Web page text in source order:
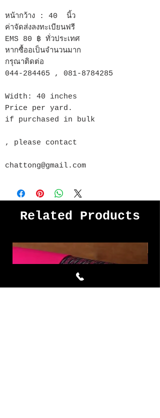
หน้ากว้าง : 40 นิ้ว
ค่าจัดส่งลงทะเบียนฟรี
EMS 80 ฿ ทั่วประเทศ
หากซื้ออเป็นจำนวนมาก
กรุณาติดต่อ
044-284465 , 081-8784285
Width: 40 inches
Price per yard.
if purchased in bulk
, please contact
chattong@gmail.com
Related Products